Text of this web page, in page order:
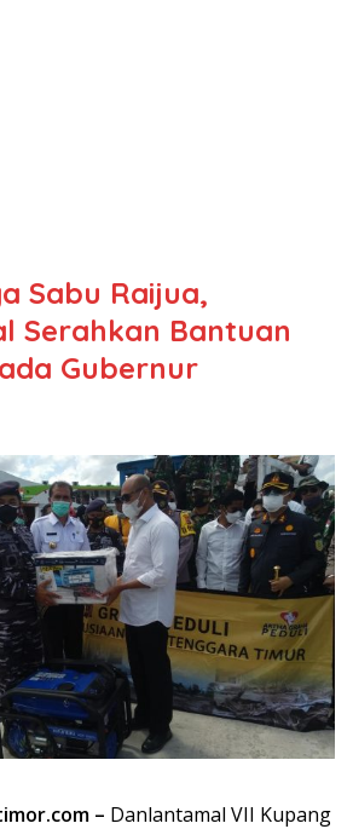
Sabu Raijua,
Serahkan Bantuan
Gubernur
– Danlantamal VII Kupang